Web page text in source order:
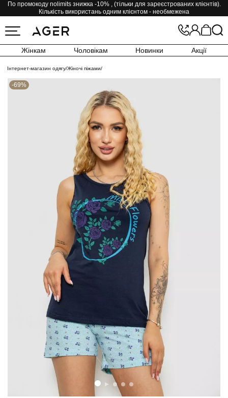
По промокоду nolimits знижка -10% , (тільки для зареєстрованих клієнтів).
Кількість використань одним клієнтом - необмежена
Жінкам Чоловікам Новинки Акції
Інтернет-магазин одягу/Жіночі піжами/
-69%